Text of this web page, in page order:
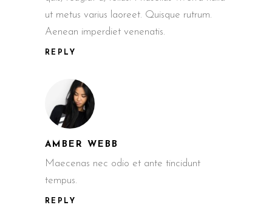
ut metus varius laoreet. Quisque rutrum.
Aenean imperdiet venenatis.
REPLY
AMBER WEBB
Maecenas nec odio et ante tincidunt
tempus.
REPLY